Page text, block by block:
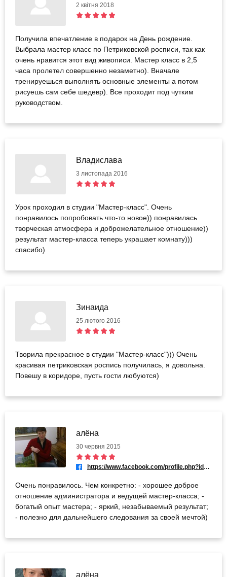
2 квітня 2018
Получила впечатление в подарок на День рождение.
Выбрала мастер класс по Петриковской росписи, так как
очень нравится этот вид живописи. Мастер класс в 2,5
часа пролетел совершенно незаметно). Вначале
тренируешься выполнять основные элементы а потом
рисуешь сам себе шедевр). Все проходит под чутким
руководством.
Владислава
3 листопада 2016
Урок проходил в студии "Мастер-класс". Очень
понравилось попробовать что-то новое)) понравилась
творческая атмосфера и доброжелательное отношение))
результат мастер-класса теперь украшает комнату)))
спасибо)
Зинаида
25 лютого 2016
Творила прекрасное в студии "Мастер-класс"))) Очень
красивая петриковская роспись получилась, я довольна.
Повешу в коридоре, пусть гости любуются)
алёна
30 червня 2015
https://www.facebook.com/profile.php?id=100007553948768
Очень понравилось. Чем конкретно: - хорошее доброе
отношение администратора и ведущей мастер-класса; -
богатый опыт мастера; - яркий, незабываемый результат;
- полезно для дальнейшего следования за своей мечтой)
алёна